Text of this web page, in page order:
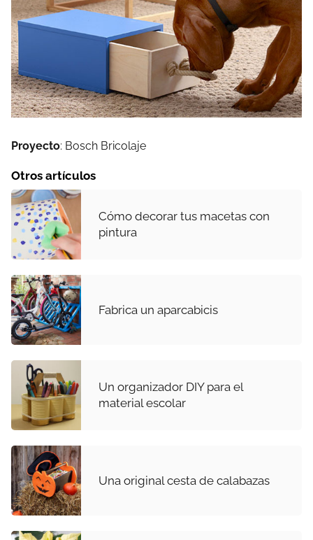
Proyecto: Bosch Bricolaje
Otros artículos
Cómo decorar tus macetas con
pintura
Fabrica un aparcabicis
Un organizador DIY para el
material escolar
Una original cesta de calabazas